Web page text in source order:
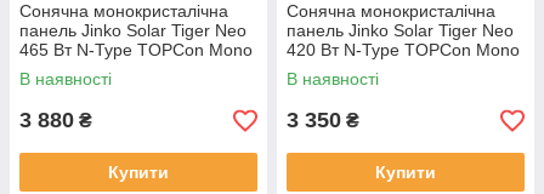
Сонячна монокристалічна
панель Jinko Solar Tiger Neo
465 Вт N-Type TOPCon Mono
Half-Cell Dual Glass Black
Frame (JKM465N-48HL4M-DV
В наявності
3 880 ₴
Купити
Сонячна монокристалічна
панель Jinko Solar Tiger Neo
420 Вт N-Type TOPCon Mono
Half-Cell Black Frame
(JKM420N-54HL4-V)
В наявності
3 350 ₴
Купити